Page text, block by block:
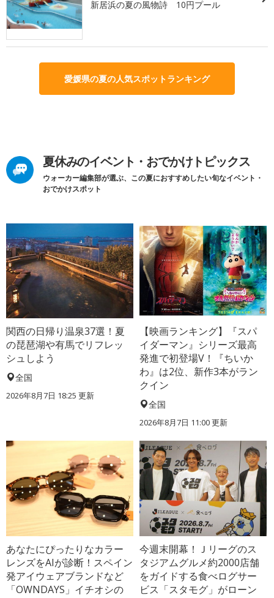
新居浜の夏の風物詩 10円プール
愛媛県の夏の人気スポットランキング
夏休みのイベント・おでかけトピックス
ウォーカー編集部が選ぶ、この夏におすすめしたい旬なイベント・
おでかけスポット
関西の日帰り温泉37選！夏
の琵琶湖や有馬でリフレッ
シュしよう
全国
2026年8月7日 18:25 更新
【映画ランキング】『スパ
イダーマン』シリーズ最高
発進で初登場V！『ちいか
わ』は2位、新作3本がラン
クイン
全国
2026年8月7日 11:00更新
あなたにぴったりなカラー
レンズをAIが診断！スペイン
発アイウェアブランドなど
「OWNDAYS」イチオシの
今週末開幕！Ｊリーグのス
タジアムグルメ約2000店舗
をガイドする食べログサー
ビス「スタモグ」がローン